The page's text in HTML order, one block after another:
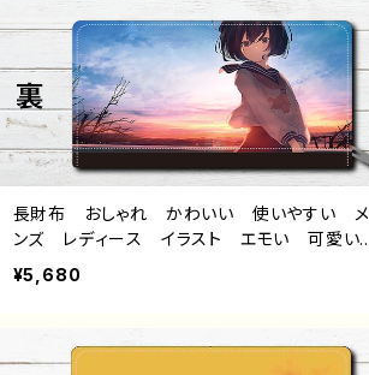
長財布 おしゃれ かわいい 使いやすい メ
ンズ レディース イラスト エモい 可愛い
女の子 かわいい おしゃれ服 JK 女子高
校生 セーラー服 黒髪 ボブヘア ショート
ジック 個性的 おすすめ 人気 イラストレ
ーター 絵師 オリジナル デザイン グッ
¥5,680